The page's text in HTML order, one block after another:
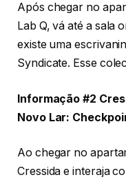
Após chegar no
Lab Q, vá até a sala
existe uma
Syndicate. Esse
Informação #2
Novo Lar:
Ao chegar no
Cressida e interaja